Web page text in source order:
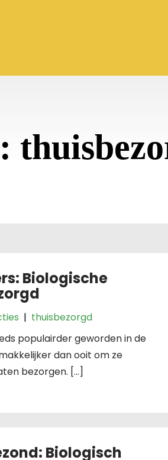
Biologische
| thuisbezorgd
populairder geworden in de
dan ooit om ze
bezorgen. […]
Biologisch